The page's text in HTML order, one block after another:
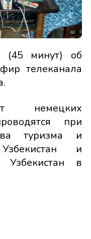
(45 минут) об
телеканала
немецких
при
туризма и
и
Узбекистан в